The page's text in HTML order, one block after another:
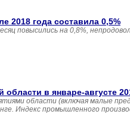
2018 года составила 0,5%
повысились на 0,8%,
в январе-августе
области (включая малые
Индекс промышленного